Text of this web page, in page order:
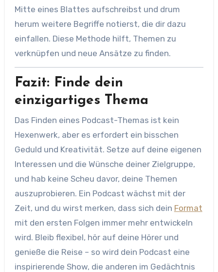
Mitte eines Blattes aufschreibst und drum
herum weitere Begriffe notierst, die dir dazu
einfallen. Diese Methode hilft, Themen zu
verknüpfen und neue Ansätze zu finden.
Fazit: Finde dein
einzigartiges Thema
Das Finden eines Podcast-Themas ist kein
Hexenwerk, aber es erfordert ein bisschen
Geduld und Kreativität. Setze auf deine eigenen
Interessen und die Wünsche deiner Zielgruppe,
und hab keine Scheu davor, deine Themen
auszuprobieren. Ein Podcast wächst mit der
Zeit, und du wirst merken, dass sich dein Format
mit den ersten Folgen immer mehr entwickeln
wird. Bleib flexibel, hör auf deine Hörer und
genieße die Reise – so wird dein Podcast eine
inspirierende Show, die anderen im Gedächtnis